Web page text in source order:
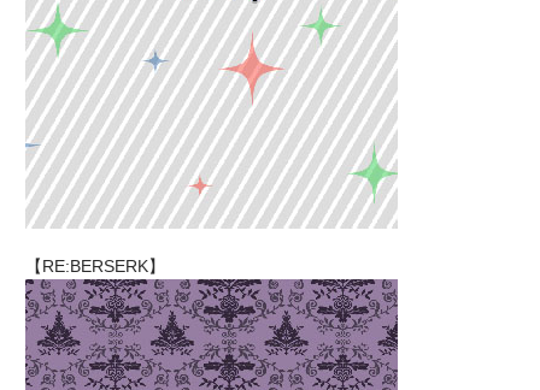
【RE:BERSERK】